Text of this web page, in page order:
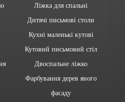
Ліжка для спальні
Дитячі письмові столи
Кухні маленькі кутові
Кутовий письмовий стіл
Двоспальне ліжко
Фарбування дерев яного
фасаду